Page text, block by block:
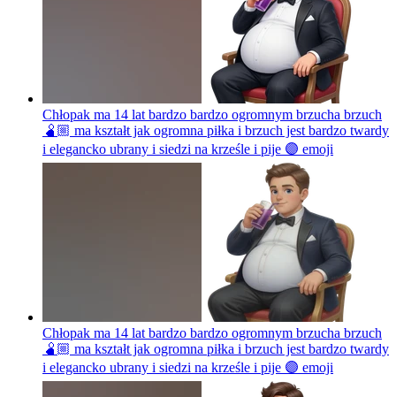
Chłopak ma 14 lat bardzo bardzo ogromnym brzucha brzuch
🫄🏼 ma kształt jak ogromna piłka i brzuch jest bardzo twardy
i elegancko ubrany i siedzi na krześle i pije 🟣 emoji
Chłopak ma 14 lat bardzo bardzo ogromnym brzucha brzuch
🫄🏼 ma kształt jak ogromna piłka i brzuch jest bardzo twardy
i elegancko ubrany i siedzi na krześle i pije 🟣 emoji